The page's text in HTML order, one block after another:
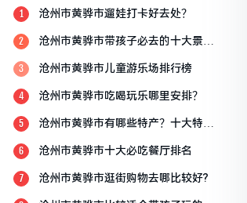
1 沧州市黄骅市遛娃打卡好去处？
2
沧州市黄骅市带孩子必去的十大景
3 沧州市黄骅市儿童游乐场排行榜
4 沧州市黄骅市吃喝玩乐哪里安排？
5
沧州市黄骅市有哪些特产？十大特产
6 沧州市黄骅市十大必吃餐厅排名
7 沧州市黄骅市逛街购物去哪比较好?